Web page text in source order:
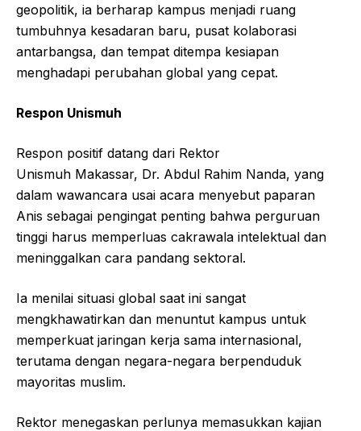
geopolitik, ia berharap kampus menjadi ruang
tumbuhnya kesadaran baru, pusat kolaborasi
antarbangsa, dan tempat ditempa kesiapan
menghadapi perubahan global yang cepat.
Respon Unismuh
Respon positif datang dari Rektor
Unismuh Makassar, Dr. Abdul Rahim Nanda, yang
dalam wawancara usai acara menyebut paparan
Anis sebagai pengingat penting bahwa perguruan
tinggi harus memperluas cakrawala intelektual dan
meninggalkan cara pandang sektoral.
Ia menilai situasi global saat ini sangat
mengkhawatirkan dan menuntut kampus untuk
memperkuat jaringan kerja sama internasional,
terutama dengan negara-negara berpenduduk
mayoritas muslim.
Rektor menegaskan perlunya memasukkan kajian